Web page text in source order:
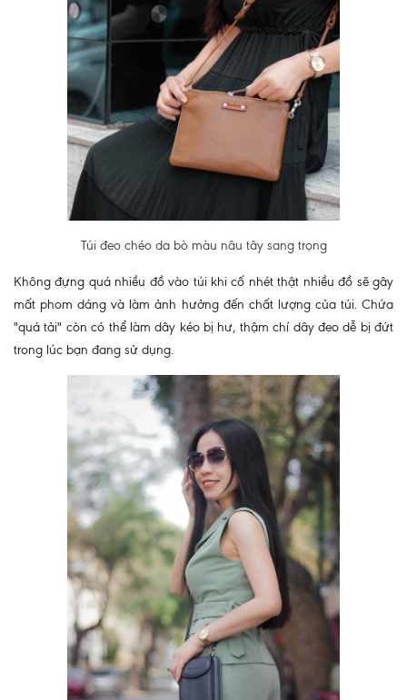
Túi đeo chéo da bò màu nâu tây sang trọng
Không đựng quá nhiều đồ vào túi khi cố nhét thật nhiều đồ sẽ gây
mất phom dáng và làm ảnh hưởng đến chất lượng của túi. Chứa
"quá tải" còn có thể làm dây kéo bị hư, thậm chí dây đeo dễ bị đứt
trong lúc bạn đang sử dụng.